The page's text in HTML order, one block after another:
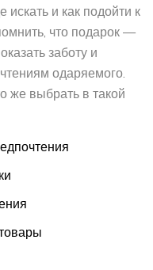
искать и как подойти к
что подарок —
заботу и
одаряемого.
же выбрать в такой